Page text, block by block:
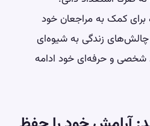
برای کمک به مراجعان خود
چالش‌های زندگی به شیوه‌ای
شخصی و حرفه‌ای خود ادامه